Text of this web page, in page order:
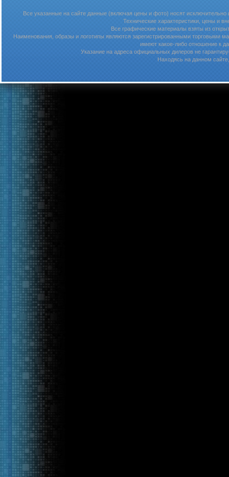
Все указанные на сайте данные (включая цены и фото) носят
Технические характеристики, цены и
Все графические материалы взяты из
Наименования, образы и логотипы являются зарегистрированными торговыми
имеют какое-либо отношение к
Указание на адреса официальных дилеров не
Находясь на данном